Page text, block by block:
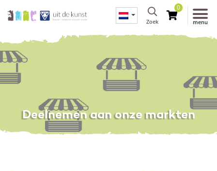
Zoek
0
menu
Deelnemen aan onze markten